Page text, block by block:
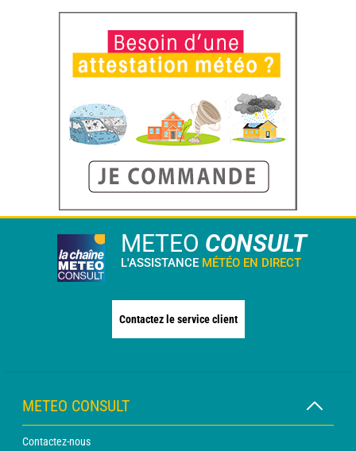
METEO CONSULT
L'ASSISTANCE MÉTÉO EN DIRECT
Contactez le service client
METEO CONSULT
Contactez-nous